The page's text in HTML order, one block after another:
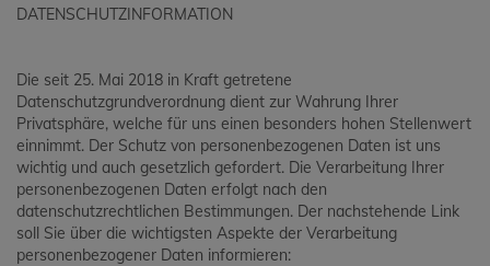
DATENSCHUTZINFORMATION
Die seit 25. Mai 2018 in Kraft getretene
Datenschutzgrundverordnung dient zur Wahrung Ihrer
Privatsphäre, welche für uns einen besonders hohen Stellenwert
einnimmt. Der Schutz von personenbezogenen Daten ist uns
wichtig und auch gesetzlich gefordert. Die Verarbeitung Ihrer
personenbezogenen Daten erfolgt nach den
datenschutzrechtlichen Bestimmungen. Der nachstehende Link
soll Sie über die wichtigsten Aspekte der Verarbeitung
personenbezogener Daten informieren: